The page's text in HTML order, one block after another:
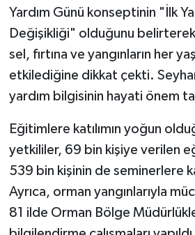
Yardım Günü konseptinin "İlk
Değişikliği" olduğunu
sel, fırtına ve yangınların her
etkilediğine dikkat çekti.
yardım bilgisinin hayati önem
Eğitimlere katılımın yoğun
yetkililer, 69 bin kişiye verilen
539 bin kişinin de seminerlere
Ayrıca, orman yangınlarıyla
81 ilde Orman Bölge